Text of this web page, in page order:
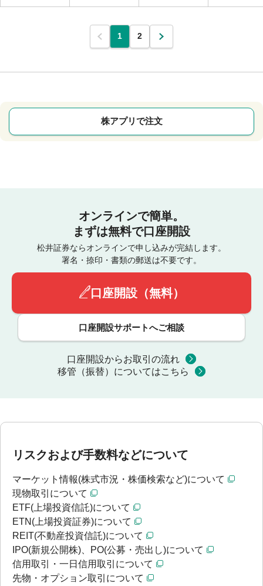
1 2
株アプリで注文
オンラインで簡単。
まずは無料で口座開設
松井証券ならオンラインで申し込みが完結します。
署名・捺印・書類の郵送は不要です。
口座開設（無料）
口座開設サポートへご相談
口座開設からお取引の流れ
移管（振替）についてはこちら
リスクおよび手数料などについて
マーケット情報(株式市況・株価検索など)について
現物取引について
ETF(上場投資信託)について
ETN(上場投資証券)について
REIT(不動産投資信託)について
IPO(新規公開株)、PO(公募・売出し)について
信用取引・一日信用取引について
先物・オプション取引について